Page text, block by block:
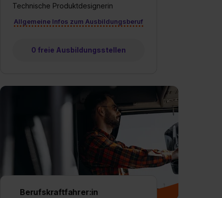
Technische Produktdesignerin
Allgemeine Infos zum Ausbildungsberuf
0 freie Ausbildungsstellen
Berufskraftfahrer:in